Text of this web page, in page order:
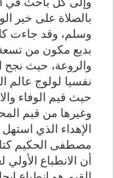
بالصلاة على خير
وسلم، وقد جاءت
بديع مكون من
والروعة، حيث نجح
نفسيا لولوج
حيث قيم الوفاء
وغيرها من قيم
الإهداء الذي استهل
مصطفى الحكيم
أن الانطباع